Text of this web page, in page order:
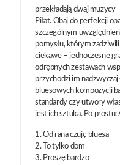
przekładają dwaj muzycy
Piłat. Obaj do perfekcji
szczególnym
pomysłu, którym
ciekawe – jednoczesne
odrębnych zestawach
przychodzi im nadzwyczaj
bluesowych kompozycji
standardy czy utwory
jest ich sztuka. Po prostu:
1. Od rana czuję bluesa
2. To tylko dom
3. Proszę bardzo